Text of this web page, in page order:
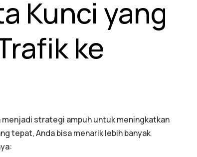
Kunci yang
ke
strategi ampuh untuk meningkatkan
tepat, Anda bisa menarik lebih banyak